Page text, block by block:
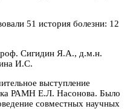
51 история болезни: 12
Сигидин Я.А., д.м.н.
И.С.
выступление
РАМН Е.Л. Насонова. Было
совместных научных